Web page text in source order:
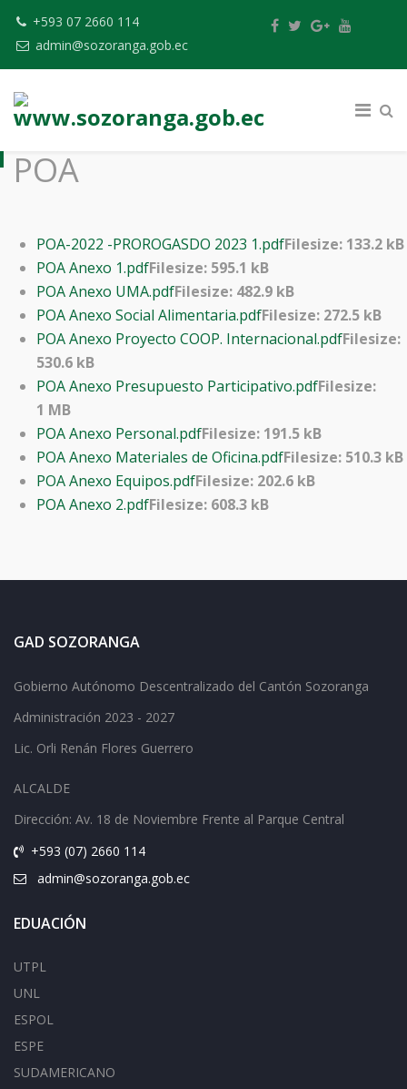
+593 07 2660 114
admin@sozoranga.gob.ec
POA
POA-2022 -PROROGASDO 2023 1.pdfFilesize: 133.2 kB
POA Anexo 1.pdfFilesize: 595.1 kB
POA Anexo UMA.pdfFilesize: 482.9 kB
POA Anexo Social Alimentaria.pdfFilesize: 272.5 kB
POA Anexo Proyecto COOP. Internacional.pdfFilesize:
530.6 kB
POA Anexo Presupuesto Participativo.pdfFilesize:
1 MB
POA Anexo Personal.pdfFilesize: 191.5 kB
POA Anexo Materiales de Oficina.pdfFilesize: 510.3 kB
POA Anexo Equipos.pdfFilesize: 202.6 kB
POA Anexo 2.pdfFilesize: 608.3 kB
GAD SOZORANGA
Gobierno Autónomo Descentralizado del Cantón Sozoranga
Administración 2023 - 2027
Lic. Orli Renán Flores Guerrero
ALCALDE
Dirección: Av. 18 de Noviembre Frente al Parque Central
+593 (07) 2660 114
admin@sozoranga.gob.ec
EDUACIÓN
UTPL
UNL
ESPOL
ESPE
SUDAMERICANO